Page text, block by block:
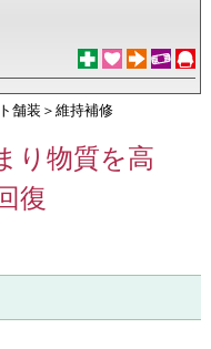
舗装＞維持補修
り物質を高
復